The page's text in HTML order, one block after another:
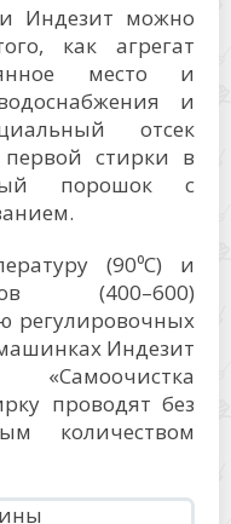
Индезит можно
как агрегат
место и
и
отсек
стирки в
порошок с
(90⁰C) и
(400–600)
регулировочных
Индезит
проводят без
количеством